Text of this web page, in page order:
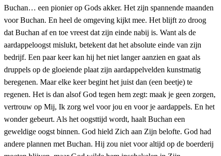
Buchan… een pionier op Gods akker. Het zijn spannende maanden
voor Buchan. En heel de omgeving kijkt mee. Het blijft zo droog
dat Buchan af en toe vreest dat zijn einde nabij is. Want als de
aardappeloogst mislukt, betekent dat het absolute einde van zijn
bedrijf. Een paar keer kan hij het niet langer aanzien en gaat als
druppels op de gloeiende plaat zijn aardappelvelden kunstmatig
beregenen. Maar elke keer begint het juist dan (een beetje) te
regenen. Het is dan alsof God tegen hem zegt: maak je geen zorgen,
vertrouw op Mij, Ik zorg wel voor jou en voor je aardappels. En het
wonder gebeurt. Als het oogsttijd wordt, haalt Buchan een
geweldige oogst binnen. God hield Zich aan Zijn belofte. God had
andere plannen met Buchan. Hij zou niet voor altijd op de boerderij